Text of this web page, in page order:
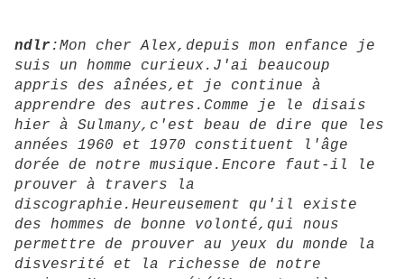
ndlr:Mon cher Alex,depuis mon enfance je
suis un homme curieux.J'ai beaucoup
appris des aînées,et je continue à
apprendre des autres.Comme je le disais
hier à Sulmany,c'est beau de dire que les
années 1960 et 1970 constituent l'âge
dorée de notre musique.Encore faut-il le
prouver à travers la
discographie.Heureusement qu'il existe
des hommes de bonne volonté,qui nous
permettre de prouver au yeux du monde la
disvesrité et la richesse de notre